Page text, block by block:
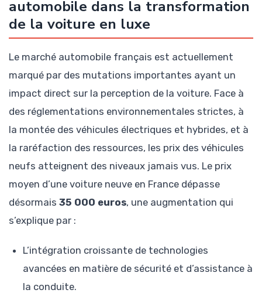
automobile dans la transformation
de la voiture en luxe
Le marché automobile français est actuellement
marqué par des mutations importantes ayant un
impact direct sur la perception de la voiture. Face à
des réglementations environnementales strictes, à
la montée des véhicules électriques et hybrides, et à
la raréfaction des ressources, les prix des véhicules
neufs atteignent des niveaux jamais vus. Le prix
moyen d’une voiture neuve en France dépasse
désormais 35 000 euros, une augmentation qui
s’explique par :
L’intégration croissante de technologies
avancées en matière de sécurité et d’assistance à
la conduite.